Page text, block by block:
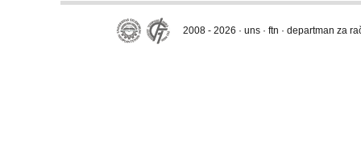
2008 - 2026 · uns · ftn · departman za